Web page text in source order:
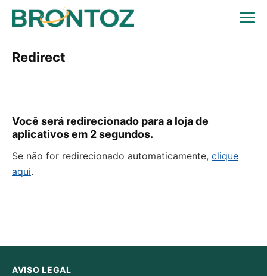
Redirect
Você será redirecionado para a loja de
aplicativos em 2segundos.
Se não for redirecionado automaticamente, clique
aqui.
AVISO LEGAL